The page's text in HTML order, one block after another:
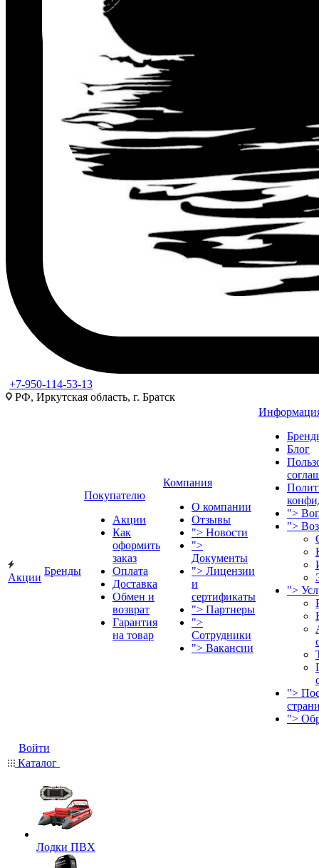
+7-950-114-53-13
РФ, Иркутская область, г. Братск
Акции
Бренды
Покупателю
Акции
Как
оформить
заказ
Оплата
Доставка
Обмен и
возврат
Гарантия
на товар
Компания
О компании
Отзывы
"> Новости
">
Документы
"> Лицензии
и
сертификаты
"> Партнеры
">
Сотрудники
"> Вакансии
Блог
">
">
">
">
">
Войти
Каталог
Лодки ПВХ